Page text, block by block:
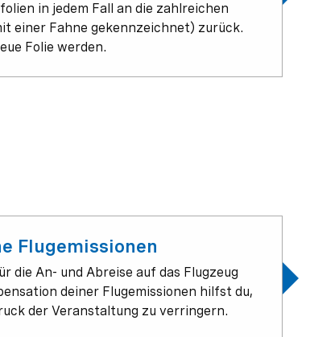
in jedem Fall an die zahlreichen
einer Fahne gekennzeichnet) zurück.
Folie werden.
Flugemissionen
die An- und Abreise auf das Flugzeug
deiner Flugemissionen hilfst du,
der Veranstaltung zu verringern.